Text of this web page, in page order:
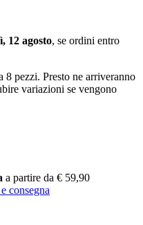
12 agosto, se ordini entro
8 pezzi. Presto ne arriveranno
variazioni se vengono
a partire da € 59,90
consegna